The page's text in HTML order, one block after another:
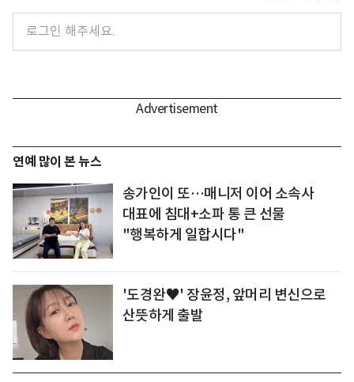
연예 많이 본 뉴스
송가인이 또…매니저 이어 소속사
대표에 침대+소파 통 큰 선물
"행복하게 일합시다"
'도경완♥' 장윤정, 앞머리 변신으로
산뜻하게 출발